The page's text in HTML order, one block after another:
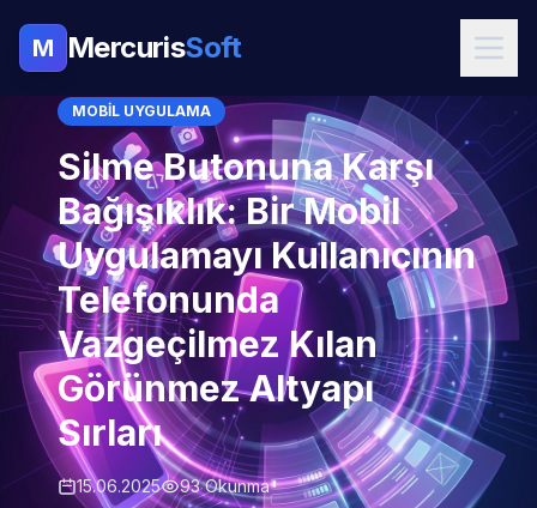
M MercurisSoft
MOBIL UYGULAMA
Silme Butonuna Karşı
Bağışıklık: Bir Mobil
Uygulamayı Kullanıcının
Telefonunda
Vazgeçilmez Kılan
Görünmez Altyapı
Sırları
15.06.2025 93 Okunma